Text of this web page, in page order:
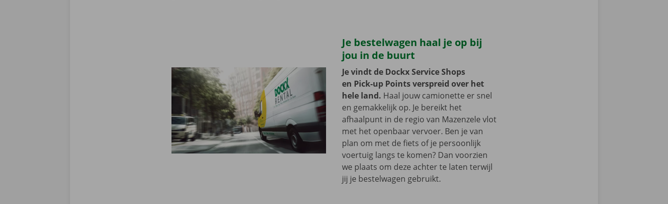
Je bestelwagen haal je op bij
jou in de buurt
Je vindt de Dockx Service Shops
en Pick-up Points verspreid over het
hele land. Haal jouw camionette er snel
en gemakkelijk op. Je bereikt het
afhaalpunt in de regio van Mazenzele vlot
met het openbaar vervoer. Ben je van
plan om met de fiets of je persoonlijk
voertuig langs te komen? Dan voorzien
we plaats om deze achter te laten terwijl
jij je bestelwagen gebruikt.